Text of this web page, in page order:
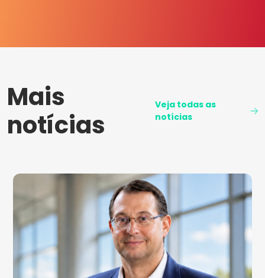
Mais
notícias
Veja todas as
notícias